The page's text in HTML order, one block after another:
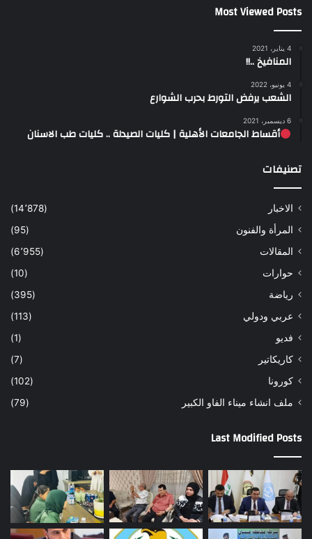
Most Viewed Posts
4 يناير، 2021
المنافيخ ..!!
4 يونيو، 2022
الشعب يرفض التورط بحرب الشوارع
6 ديسمبر، 2021
أقساط الجامعات الأهلية | كليات الصيدلة .. كليات طب الاسنان
تصنيفات
الاخبار
(14٬878)
المرأة والفنون
(95)
المقالات
(6٬955)
حوارات
(10)
رياضة
(395)
عربي ودولي
(113)
فديو
(1)
كاريكاتير
(7)
كورونا
(102)
ملف انشاء ميناء الفاو الكبير
(79)
Last Modified Posts